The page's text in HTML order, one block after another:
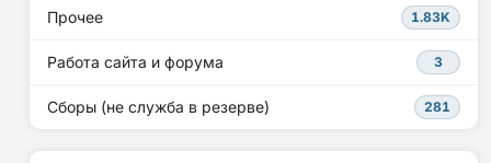
Прочее 1.83K
Работа сайта и форума 3
Сборы (не служба в резерве) 281